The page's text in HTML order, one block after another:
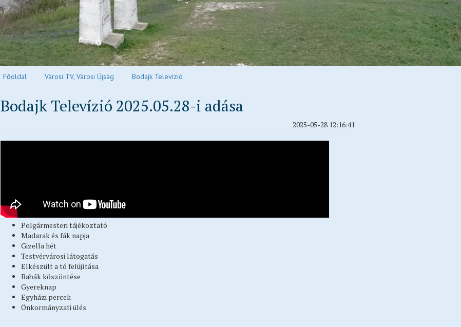
Főoldal Városi TV, Városi Újság Bodajk Televízió
Bodajk Televízió 2025.05.28-i adása
2025-05-28 12:16:41
Polgármesteri tájékoztató
Madarak és fák napja
Gizella hét
Testvérvárosi látogatás
Elkészült a tó felújítása
Babák köszöntése
Gyereknap
Egyházi percek
Önkormányzati ülés